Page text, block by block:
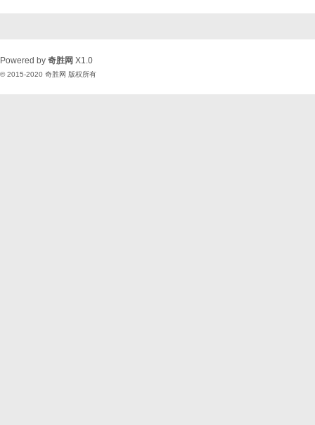
Powered by 奇胜网 X1.0
© 2015-2020 奇胜网 版权所有